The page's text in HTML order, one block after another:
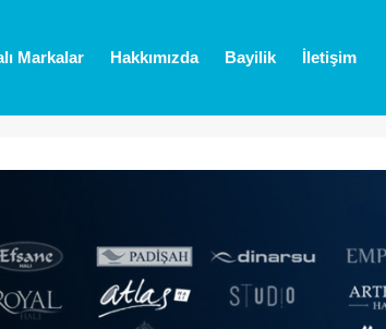
Markalar Hakkımızda Bayilik İletişim